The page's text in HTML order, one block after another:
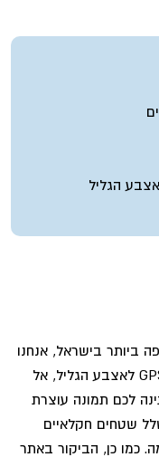
ביותר בישראל, אנחנו
בהחלט יכולים להזמין אתכם לכוון את ה-GPS לאצבע הגליל, אל
לכם תמונה עוצרת
שטחים חקלאיים
כמו כן, הביקור באתר